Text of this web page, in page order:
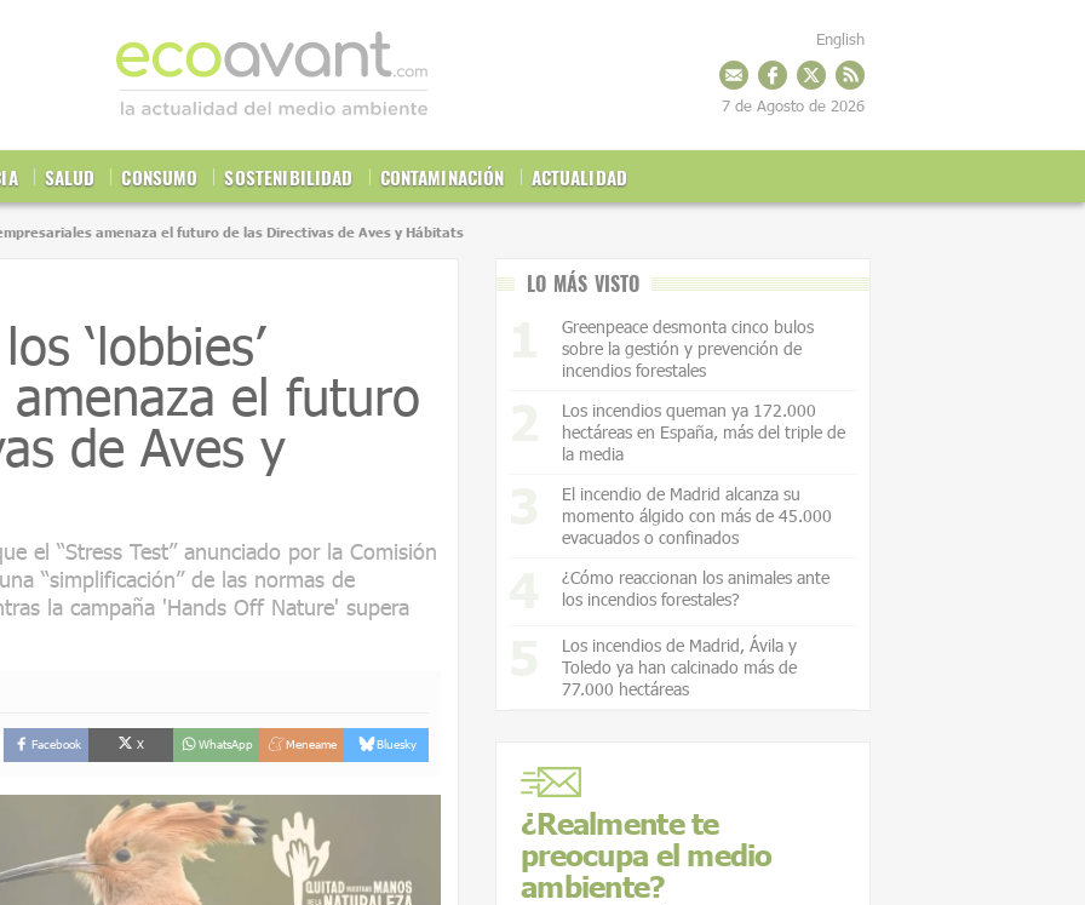
SALUD CONSUMO SOSTENIBILIDAD CONTAMINACIÓN ACTUALIDAD
English
7 de Agosto de 2026
amenaza el futuro de las Directivas de Aves y Hábitats
‘lobbies’
el futuro
de Aves y
el “Stress Test” anunciado por la Comisión
“simplificación” de las normas de
la campaña 'Hands Off Nature' supera
Facebook X WhatsApp Meneame Bluesky
LO MÁS VISTO
Greenpeace desmonta cinco bulos
sobre la gestión y prevención de
incendios forestales
Los incendios queman ya 172.000
hectáreas en España, más del triple de
la media
El incendio de Madrid alcanza su
momento álgido con más de 45.000
evacuados o confinados
¿Cómo reaccionan los animales ante
los incendios forestales?
Los incendios de Madrid, Ávila y
Toledo ya han calcinado más de
77.000 hectáreas
¿Realmente te
preocupa el medio
ambiente?